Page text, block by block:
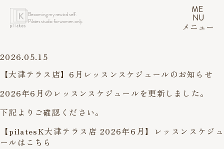
Becoming my neutral self.
Pilates studio for women only.
ME
NU
メニュー
2026.05.15
【大津テラス店】6月レッスンスケジュールのお知らせ
2026年6月のレッスンスケジュールを更新しました。
下記よりご確認ください。
【pilatesK大津テラス店 2026年6月】レッスンスケジュ
ールはこちら